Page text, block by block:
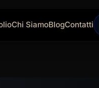
Chi SiamoBlogContatti